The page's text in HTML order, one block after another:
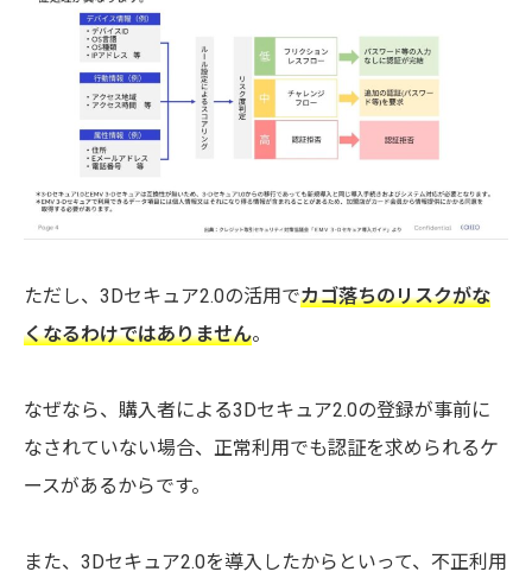
ただし、3Dセキュア2.0の活用でカゴ落ちのリスクがな
くなるわけではありません。
なぜなら、購入者による3Dセキュア2.0の登録が事前に
なされていない場合、正常利用でも認証を求められるケ
ースがあるからです。
また、3Dセキュア2.0を導入したからといって、不正利用